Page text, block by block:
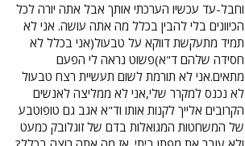
וחבל-עד עכשיו הערכתי אותך אבל אתה יורה לכל
הכיוונים בלי להבין בכלל מה אתה עושה. אני לא
תמיד מתעקשת דווקא על טבעול(אני בכלל לא
חסידה שלהם ד"א)פשוט נראה לי הפעם
מתאים.אני לא תורמת לשום תעשיית רצח טבעול
לא נכנס למקרר שלי,אני לא ממליצה לאנשים
הקרובים אלייך לקנות אותו וד"א אגב גם טופוטבע
של המשחטות המגואלות בדם של זוגלובק כמעט